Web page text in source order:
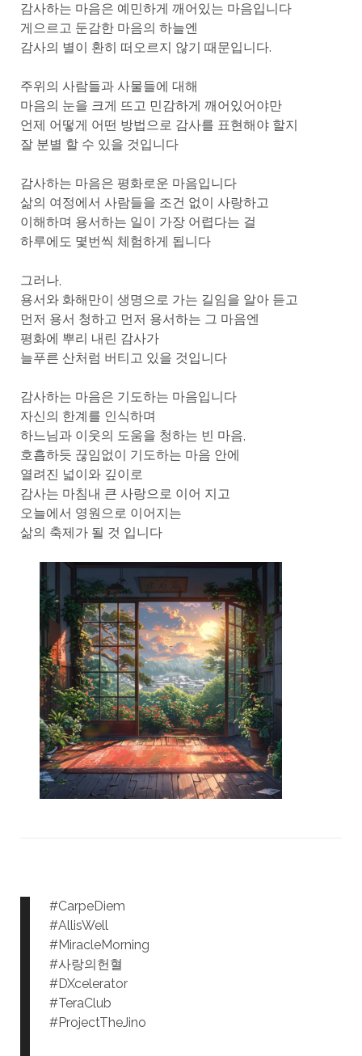
감사하는 마음은 예민하게 깨어있는 마음입니다
게으르고 둔감한 마음의 하늘엔
감사의 별이 환히 떠오르지 않기 때문입니다.
주위의 사람들과 사물들에 대해
마음의 눈을 크게 뜨고 민감하게 깨어있어야만
언제 어떻게 어떤 방법으로 감사를 표현해야 할지
잘 분별 할 수 있을 것입니다
감사하는 마음은 평화로운 마음입니다
삶의 여정에서 사람들을 조건 없이 사랑하고
이해하며 용서하는 일이 가장 어렵다는 걸
하루에도 몇번씩 체험하게 됩니다
그러나,
용서와 화해만이 생명으로 가는 길임을 알아 듣고
먼저 용서 청하고 먼저 용서하는 그 마음엔
평화에 뿌리 내린 감사가
늘푸른 산처럼 버티고 있을 것입니다
감사하는 마음은 기도하는 마음입니다
자신의 한계를 인식하며
하느님과 이웃의 도움을 청하는 빈 마음,
호흡하듯 끊임없이 기도하는 마음 안에
열려진 넓이와 깊이로
감사는 마침내 큰 사랑으로 이어 지고
오늘에서 영원으로 이어지는
삶의 축제가 될 것 입니다
#CarpeDiem
#AllisWell
#MiracleMorning
#사랑의헌혈
#DXcelerator
#TeraClub
#ProjectTheJino